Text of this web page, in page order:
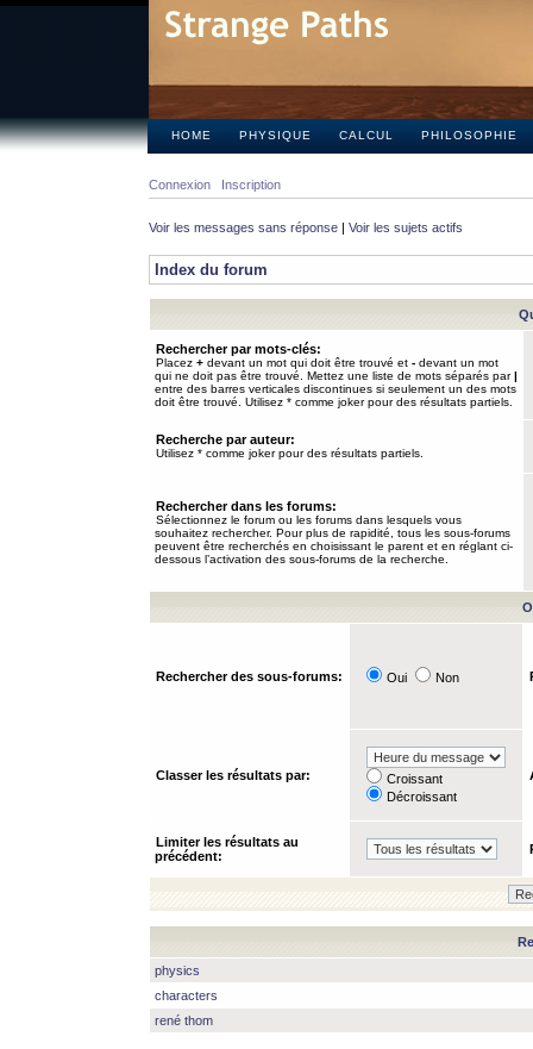
HOME PHYSIQUE CALCUL PHILOSOPHIE
Connexion Inscription
Voir les messages sans réponse | Voir les sujets actifs
Index du forum
Rechercher par mots-clés:
Placez + devant un mot qui doit être trouvé et - devant un mot
qui ne doit pas être trouvé. Mettez une liste de mots séparés par|
entre des barres verticales discontinues si seulement un des mots
doit être trouvé. Utilisez * comme joker pour des résultats partiels.
Recherche par auteur:
Utilisez * comme joker pour des résultats partiels.
Rechercher dans les forums:
Sélectionnez le forum ou les forums dans lesquels vous
souhaitez rechercher. Pour plus de rapidité, tous les sous-forums
peuvent être recherchés en choisissant le parent et en réglant ci-
dessous l’activation des sous-forums de la recherche.
Rechercher des sous-forums: Oui Non
Classer les résultats par:
Croissant
Décroissant
Limiter les résultats au
précédent:
physics
characters
rené thom